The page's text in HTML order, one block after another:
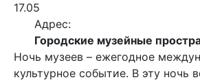
Ночь музеев – ежегодное
культурное событие. В эту ночь
17.05
Адрес:
Городские музейные